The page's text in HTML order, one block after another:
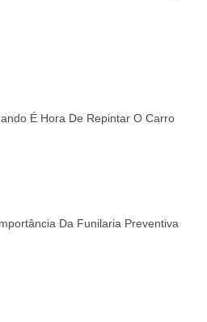
É Hora De Repintar O Carro
Da Funilaria Preventiva